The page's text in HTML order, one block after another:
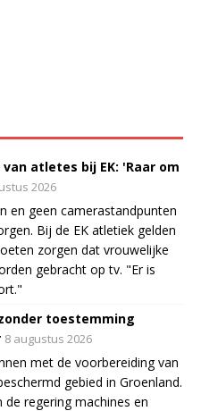
atletes bij EK: 'Raar om
2026
en geen camerastandpunten
Bij de EK atletiek gelden
zorgen dat vrouwelijke
gebracht op tv. "Er is
toestemming
8 augustus 2026
met de voorbereiding van
gebied in Groenland.
regering machines en